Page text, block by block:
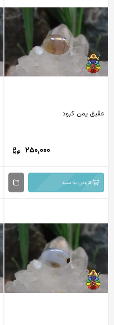
عقیق یمن کبود
250,000
افزودن به سبد